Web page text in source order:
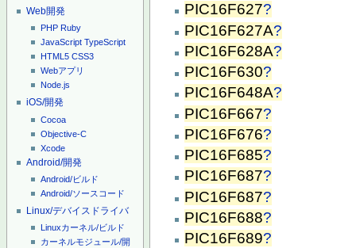
Web開発
PHP Ruby
JavaScript TypeScript
HTML5 CSS3
Webアプリ
Node.js
iOS/開発
Cocoa
Objective-C
Xcode
Android/開発
Android/ビルド
Android/ソースコード
Linux/デバイスドライバ
Linuxカーネル/ビルド
カーネルモジュール/開
PIC16F627?
PIC16F627A?
PIC16F628A?
PIC16F630?
PIC16F648A?
PIC16F667?
PIC16F676?
PIC16F685?
PIC16F687?
PIC16F687?
PIC16F688?
PIC16F689?